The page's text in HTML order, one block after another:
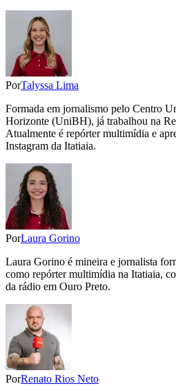
PorTalyssa Lima
Formada em jornalismo pelo Centro
Horizonte (UniBH), já trabalhou na
Atualmente é repórter multimídia e
Instagram da Itatiaia.
PorLaura Gorino
Laura Gorino é mineira e jornalista
como repórter multimídia na Itatiaia,
da rádio em Ouro Preto.
PorRenato Rios Neto